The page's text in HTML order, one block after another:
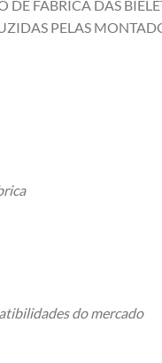
DE FÁBRICA DAS
PELAS
do mercado